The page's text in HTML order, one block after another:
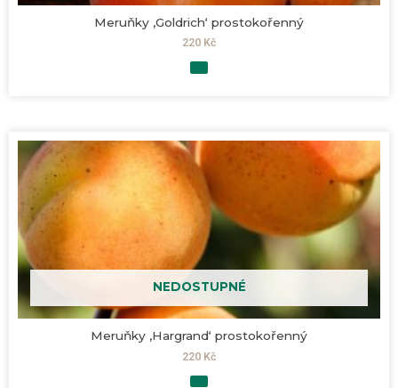
Meruňky ‚Goldrich‘ prostokořenný
220 Kč
NEDOSTUPNÉ
Meruňky ‚Hargrand‘ prostokořenný
220 Kč